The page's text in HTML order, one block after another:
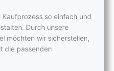
so einfach und
Durch unsere
möchten wir sicherstellen,
die passenden